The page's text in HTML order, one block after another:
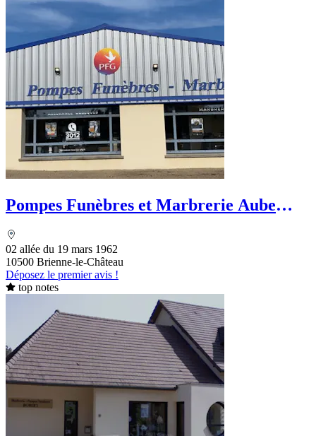
Pompes Funèbres et Marbrerie Aube
02 allée du 19 mars 1962
10500 Brienne-le-Château
Déposez le premier avis !
top notes